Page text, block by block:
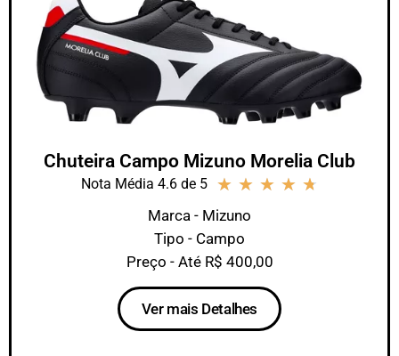
Chuteira Campo Mizuno Morelia Club
Nota Média 4.6 de 5 ★ ★ ★ ★ ★
Marca - Mizuno
Tipo - Campo
Preço - Até R$ 400,00
Ver mais Detalhes